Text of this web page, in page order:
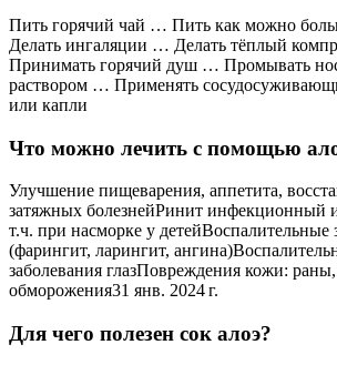
Пить горячий чай … Пить как можно
Делать ингаляции … Делать тёплый
Принимать горячий душ … Промывать
раствором … Применять
или капли
Что можно лечить с помощью
Улучшение пищеварения, аппетита,
затяжных болезнейРинит инфекционный
т.ч. при насморке у детейВоспалительные
(фарингит, ларингит,
заболевания глазПовреждения кожи:
обморожения31 янв. 2024 г.
Для чего полезен сок алоэ?